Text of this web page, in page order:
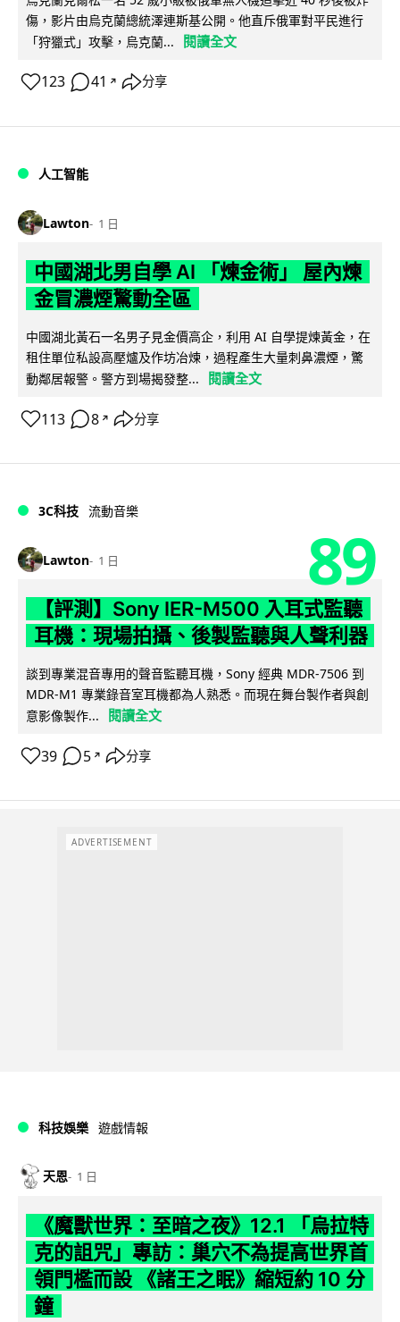
傷，影片由烏克蘭總統澤連斯基公開。他直斥俄軍對平民進行
「狩獵式」攻擊，烏克蘭...
閱讀全文
123 41 ↗ 分享
人工智能
Lawton 1 日
中國湖北男自學 AI 「煉金術」 屋內煉
金冒濃煙驚動全區
中國湖北黃石一名男子見金價高企，利用 AI 自學提煉黃金，在
租住單位私設高壓爐及作坊冶煉，過程產生大量刺鼻濃煙，驚
動鄰居報警。警方到場揭發整...
閱讀全文
113 8 ↗ 分享
3C科技 流動音樂
Lawton 1 日 89
【評測】Sony IER-M500 入耳式監聽
耳機：現場拍攝、後製監聽與人聲利器
談到專業混音專用的聲音監聽耳機，Sony 經典 MDR-7506 到
MDR-M1 專業錄音室耳機都為人熟悉。而現在舞台製作者與創
意影像製作...
閱讀全文
39 5 ↗ 分享
ADVERTISEMENT
科技娛樂 遊戲情報
天恩 1 日
《魔獸世界：至暗之夜》12.1 「烏拉特
克的詛咒」專訪：巢穴不為提高世界首
領門檻而設 《諸王之眠》縮短約 10 分
鐘